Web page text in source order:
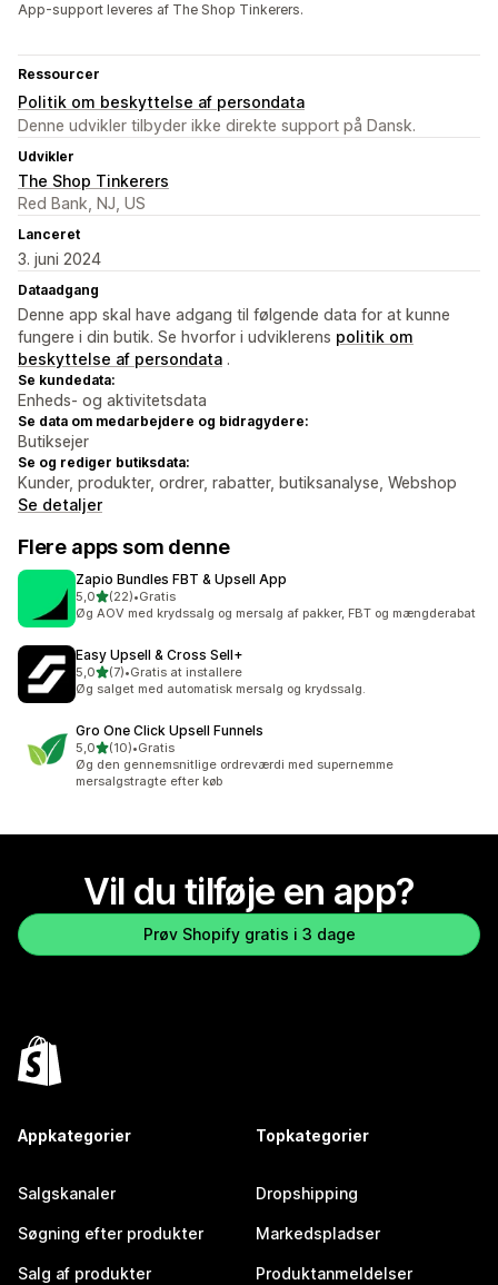
App-support leveres af The Shop Tinkerers.
Ressourcer
Politik om beskyttelse af persondata
Denne udvikler tilbyder ikke direkte support på Dansk.
Udvikler
The Shop Tinkerers
Red Bank, NJ, US
Lanceret
3. juni 2024
Dataadgang
Denne app skal have adgang til følgende data for at kunne
fungere i din butik. Se hvorfor i udviklerens politik om
beskyttelse af persondata .
Se kundedata:
Enheds- og aktivitetsdata
Se data om medarbejdere og bidragydere:
Butiksejer
Se og rediger butiksdata:
Kunder, produkter, ordrer, rabatter, butiksanalyse, Webshop
Se detaljer
Flere apps som denne
Zapio Bundles FBT & Upsell App
5,0ud af 5 stjerner
(22)
22 anmeldelser i alt
•Gratis
Øg AOV med krydssalg og mersalg af pakker, FBT og mængderabat
Easy Upsell & Cross Sell+
5,0ud af 5 stjerner
(7)
7 anmeldelser i alt
•Gratis at installere
Øg salget med automatisk mersalg og krydssalg.
Gro One Click Upsell Funnels
5,0ud af 5 stjerner
(10)
10 anmeldelser i alt
•Gratis
Øg den gennemsnitlige ordreværdi med supernemme
mersalgstragte efter køb
Vil du tilføje en app?
Prøv Shopify gratis i 3 dage
Appkategorier
Salgskanaler
Søgning efter produkter
Salg af produkter
Topkategorier
Dropshipping
Markedspladser
Produktanmeldelser